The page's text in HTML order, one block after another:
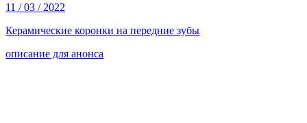
11 / 03 / 2022
Керамические коронки на передние зубы
описание для анонса